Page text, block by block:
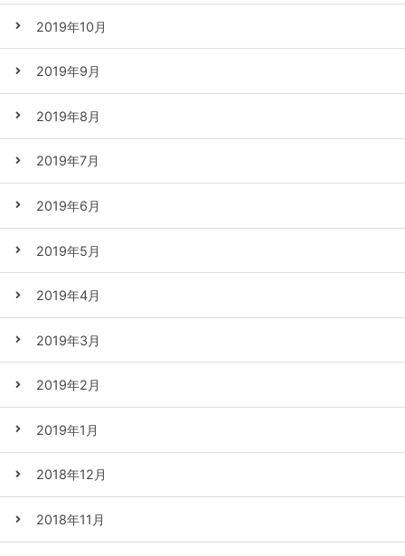
2019年10月
2019年9月
2019年8月
2019年7月
2019年6月
2019年5月
2019年4月
2019年3月
2019年2月
2019年1月
2018年12月
2018年11月